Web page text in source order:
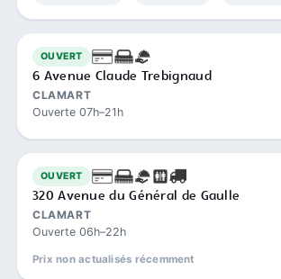
OUVERT
6 Avenue Claude Trebignaud
CLAMART
Ouverte 07h–21h
OUVERT
320 Avenue du Général de Gaulle
CLAMART
Ouverte 06h–22h
Prix non actualisés récemment